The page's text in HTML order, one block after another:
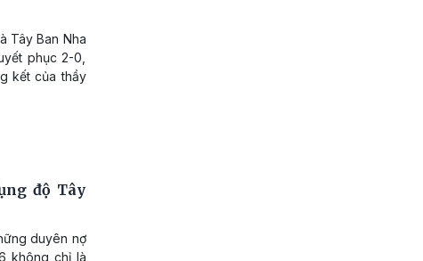
Tây Ban Nha
phục 2-0,
kết của thầy
độ Tây
duyên nợ
không chỉ là